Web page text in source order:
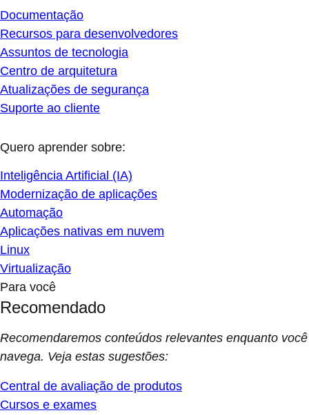
Documentação
Recursos para desenvolvedores
Assuntos de tecnologia
Centro de arquitetura
Atualizações de segurança
Suporte ao cliente
Quero aprender sobre:
Inteligência Artificial (IA)
Modernização de aplicações
Automação
Aplicações nativas em nuvem
Linux
Virtualização
Para você
Recomendado
Recomendaremos conteúdos relevantes enquanto você
navega. Veja estas sugestões:
Central de avaliação de produtos
Cursos e exames